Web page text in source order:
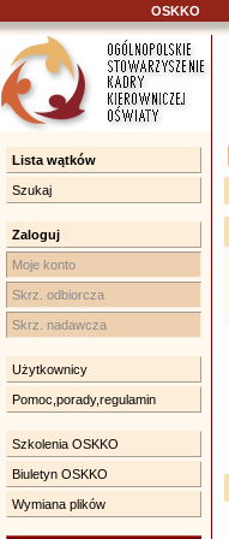
OSKKO
Lista wątków
Szukaj
Zaloguj
Moje konto
Skrz. odbiorcza
Skrz. nadawcza
Użytkownicy
Pomoc,porady,regulamin
Szkolenia OSKKO
Biuletyn OSKKO
Wymiana plików